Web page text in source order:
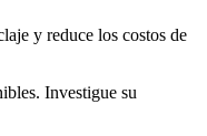
y reduce los costos de
Investigue su